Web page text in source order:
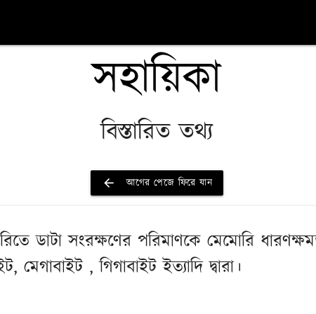
সহায়িকা
বিস্তারিত তথ্য
arrow_back আগের পেজে ফিরে যান
ডাটা সংরক্ষণের পরিমাণকে মেমোরি
, গিগাবাইট ইত্যাদি দ্বারা।